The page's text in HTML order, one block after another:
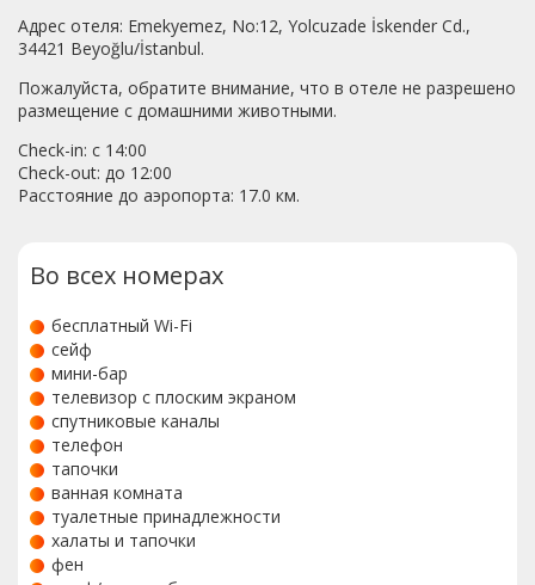
Адрес отеля: Emekyemez, No:12, Yolcuzade İskender Cd.,
34421 Beyoğlu/İstanbul.
Пожалуйста, обратите внимание, что в отеле не разрешено
размещение с домашними животными.
Check-in: с 14:00
Check-out: до 12:00
Расстояние до аэропорта: 17.0 км.
Во всех номерах
бесплатный Wi-Fi
сейф
мини-бар
телевизор с плоским экраном
спутниковые каналы
телефон
тапочки
ванная комната
туалетные принадлежности
халаты и тапочки
фен